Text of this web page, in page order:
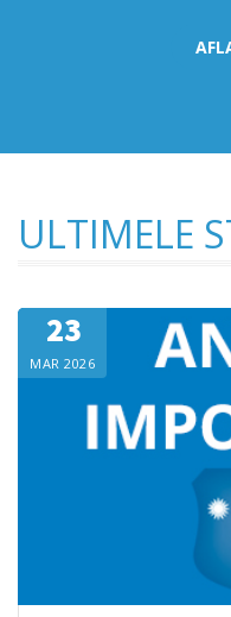
ULTIMELE
23
MAR 2026